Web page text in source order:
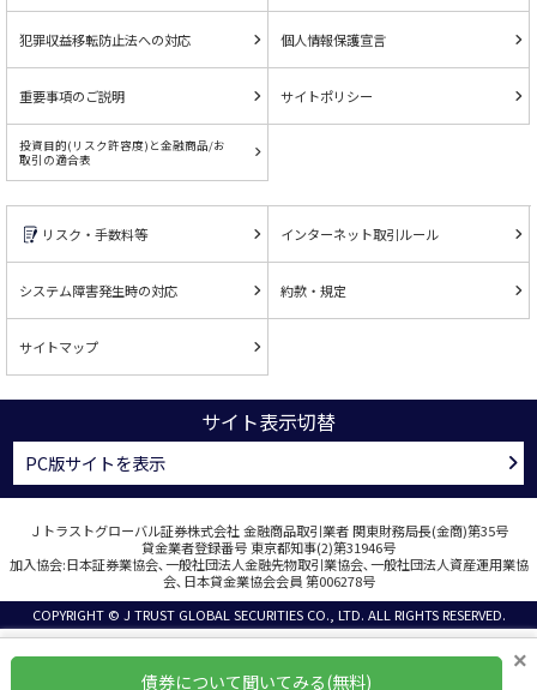
犯罪収益移転防止法への対応 個人情報保護宣言
重要事項のご説明 サイトポリシー
投資目的(リスク許容度)と金融商品/お
取引の適合表
リスク・手数料等 インターネット取引ルール
システム障害発生時の対応 約款・規定
サイトマップ
サイト表示切替
PC版サイトを表示
Ｊトラストグローバル証券株式会社 金融商品取引業者 関東財務局長(金商)第35号
貸金業者登録番号 東京都知事(2)第31946号
加入協会:日本証券業協会､一般社団法人金融先物取引業協会､一般社団法人資産運用業協
会､日本貸金業協会会員 第006278号
COPYRIGHT © J TRUST GLOBAL SECURITIES CO., LTD. ALL RIGHTS RESERVED.
×
債券について聞いてみる(無料)